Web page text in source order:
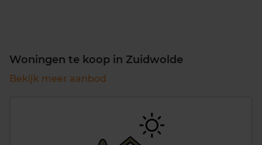
Woningen te koop in Zuidwolde
Bekijk meer aanbod